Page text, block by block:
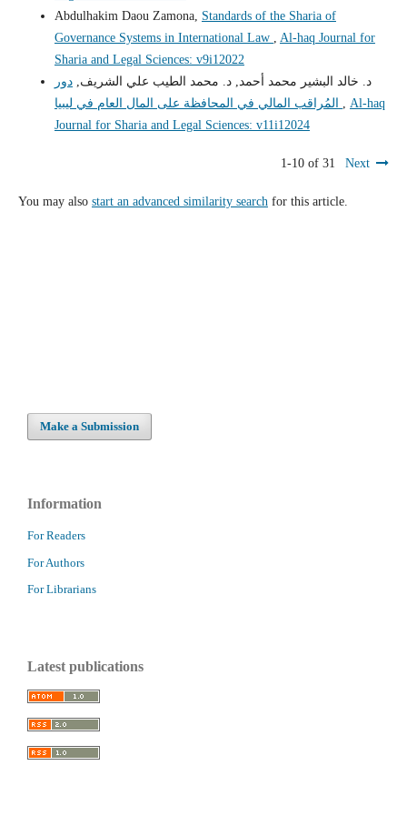
Abdulhakim Daou Zamona, Standards of the Sharia of
Governance Systems in International Law
Al-haq Journal for
Sharia and Legal Sciences: v9i12022
د. خالد البشير محمد أحمد, د. محمد الطيب علي الشريف,دور
Al-haq
Journal for Sharia and Legal Sciences: v11i12024
1-10 of 31 Next
You may also start an advanced similarity search for this article.
Make a Submission
Information
For Readers
For Authors
For Librarians
Latest publications